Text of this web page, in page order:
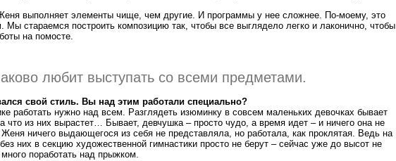
выполняет элементы чище, чем другие. И программы у нее сложнее. По-моему, это
Мы стараемся построить композицию так, чтобы все выглядело легко и лаконично, чтобы
на помосте.
любит выступать со всеми предметами.
свой стиль. Вы над этим работали специально?
работать нужно над всем. Разглядеть изюминку в совсем маленьких девочках бывает
что из них вырастет… Бывает, девчушка – просто чудо, а время идет – и ничего она не
ничего выдающегося из себя не представляла, но работала, как проклятая. Ведь на
них в секцию художественной гимнастики просто не берут – сейчас уже до высот не
поработать над прыжком.